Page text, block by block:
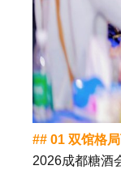
## 01 双馆格
2026成都糖酒